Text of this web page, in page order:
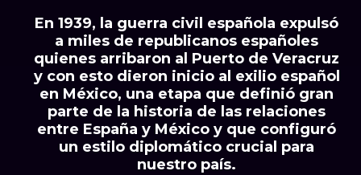
En 1939, la guerra civil española expulsó
a miles de republicanos españoles
quienes arribaron al Puerto de Veracruz
y con esto dieron inicio al exilio español
en México, una etapa que definió gran
parte de la historia de las relaciones
entre España y México y que configuró
un estilo diplomático crucial para
nuestro país.